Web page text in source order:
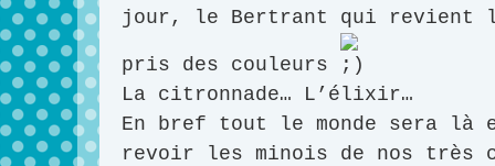
jour, le Bertrant qui
pris des couleurs
La citronnade… L’élixir…
En bref tout le monde sera là
revoir les minois de nos très